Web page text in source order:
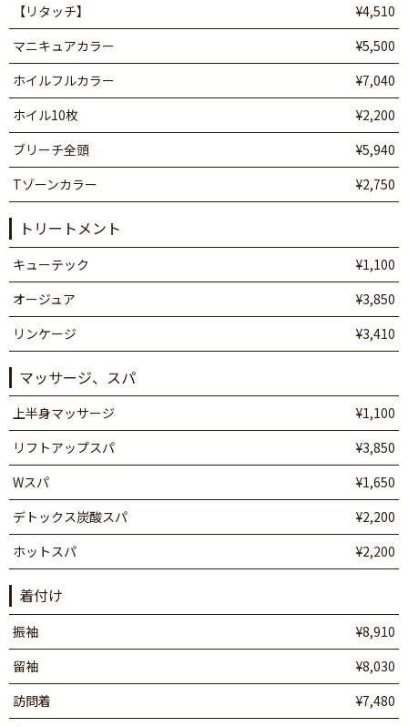
【リタッチ】
¥4,510
マニキュアカラー
¥5,500
ホイルフルカラー
¥7,040
ホイル10枚
¥2,200
ブリーチ全頭
¥5,940
Tゾーンカラー
¥2,750
トリートメント
キューテック
¥1,100
オージュア
¥3,850
リンケージ
¥3,410
マッサージ、スパ
上半身マッサージ
¥1,100
リフトアップスパ
¥3,850
Wスパ
¥1,650
デトックス炭酸スパ
¥2,200
ホットスパ
¥2,200
着付け
振袖
¥8,910
留袖
¥8,030
訪問着
¥7,480